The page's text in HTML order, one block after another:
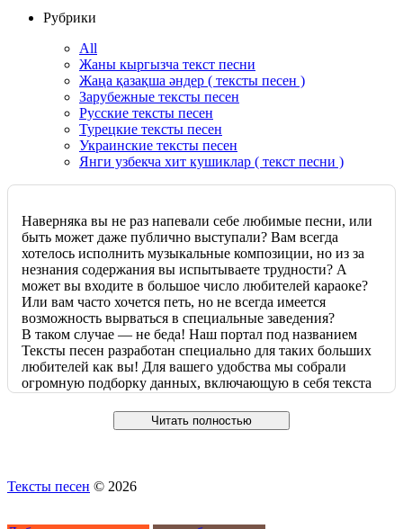
Рубрики
All
Жаны кыргызча текст песни
Жаңа қазақша әндер ( тексты песен )
Зарубежные тексты песен
Русские тексты песен
Турецкие тексты песен
Украинские тексты песен
Янги узбекча хит кушиклар ( текст песни )
Наверняка вы не раз напевали себе любимые песни, или
быть может даже публично выступали? Вам всегда
хотелось исполнить музыкальные композиции, но из за
незнания содержания вы испытываете трудности? А
может вы входите в большое число любителей караоке?
Или вам часто хочется петь, но не всегда имеется
возможность вырваться в специальные заведения?
В таком случае — не беда! Наш портал под названием
Тексты песен разработан специально для таких больших
любителей как вы! Для вашего удобства мы собрали
огромную подборку данных, включающую в себя текста
Вам больше не придётся выезжать куда либо или
дожидаться, пока все ваши друзья соберутся вместе!
мучиться, наугад напевая свои любимые композиции, не
зная точных слов или их значения. Теперь вы с лёгкостью
Читать полностью
Тексты песен © 2026